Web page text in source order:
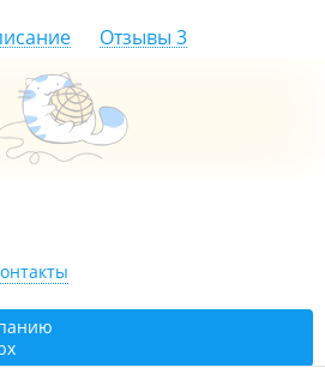
Отзывы 3
Борисенко, 10/7